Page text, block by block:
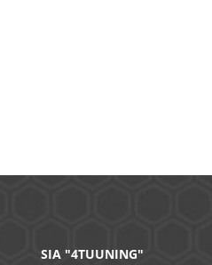
SIA "4TUUNING"